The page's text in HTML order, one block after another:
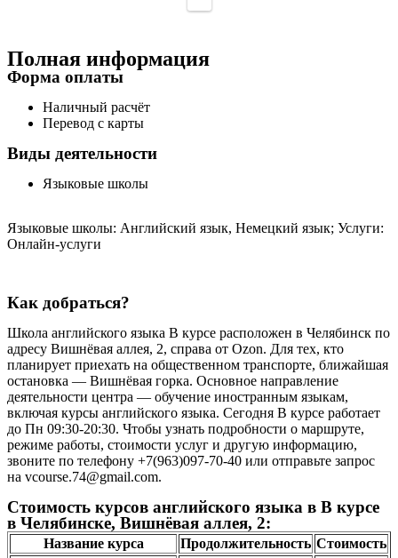
Полная информация
Форма оплаты
Наличный расчёт
Перевод с карты
Виды деятельности
Языковые школы
Языковые школы: Английский язык, Немецкий язык; Услуги:
Онлайн-услуги
Как добраться?
Школа английского языка В курсе расположен в Челябинск по
адресу Вишнёвая аллея, 2, справа от Ozon. Для тех, кто
планирует приехать на общественном транспорте, ближайшая
остановка — Вишнёвая горка. Основное направление
деятельности центра — обучение иностранным языкам,
включая курсы английского языка. Сегодня В курсе работает
до Пн 09:30-20:30. Чтобы узнать подробности о маршруте,
режиме работы, стоимости услуг и другую информацию,
звоните по телефону +7(963)097-70-40 или отправьте запрос
на vcourse.74@gmail.com.
Стоимость курсов английского языка в В курсе
в Челябинске, Вишнёвая аллея, 2:
Название курса Продолжительность Стоимость